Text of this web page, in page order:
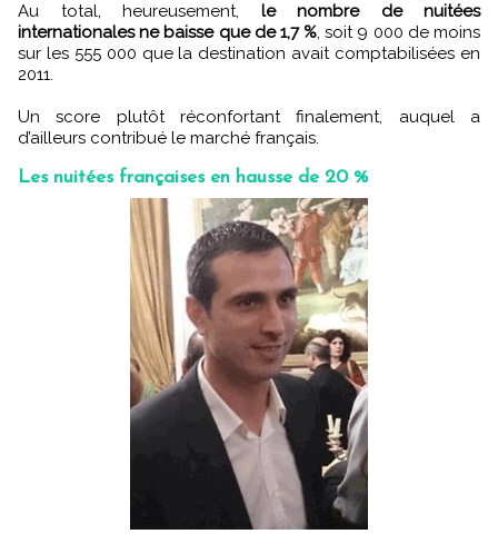
Au total, heureusement, le nombre de nuitées
internationales ne baisse que de 1,7 %, soit 9 000 de moins
sur les 555 000 que la destination avait comptabilisées en
2011.
Un score plutôt réconfortant finalement, auquel a
d’ailleurs contribué le marché français.
Les nuitées françaises en hausse de 20 %